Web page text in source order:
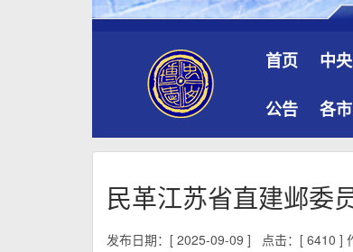
首页 中
公告 各
民革江苏省直建邺委
发布日期：[ 2025-09-09 ] 点击：[ 6410 ]